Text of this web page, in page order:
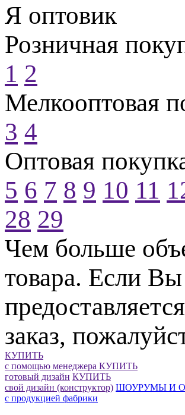
Я оптовик
Розничная
1 2
Мелкооптовая
3 4
Оптовая
5 6 7 8 9 10 11
28 29
Чем больше
товара. Если Вы
заказ,
КУПИТЬ
с помощью менеджера КУПИТЬ
готовый дизайн КУПИТЬ
свой дизайн (конструктор) ШОУРУМЫ И
с продукцией фабрики